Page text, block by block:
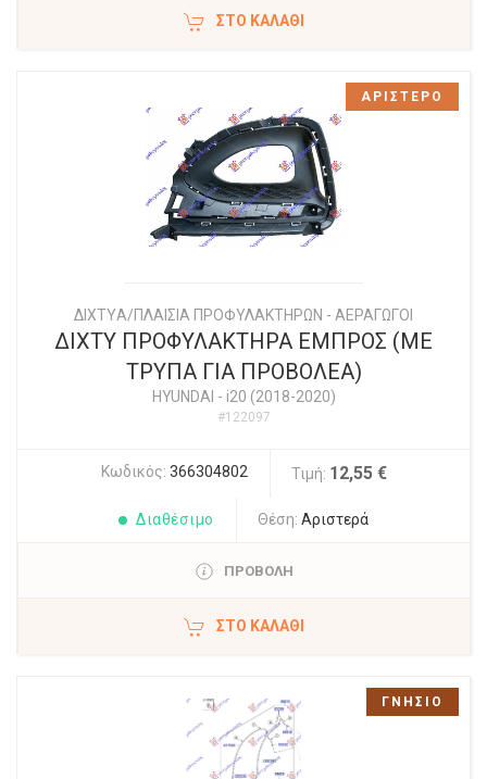
ΣΤΟ ΚΑΛΆΘΙ
ΔΙΧΤYΑ/ΠΛΑΙΣΙΑ ΠΡΟΦΥΛΑΚΤΗΡΩΝ - ΑΕΡΑΓΩΓΟΙ
ΔΙΧΤΥ ΠΡΟΦΥΛΑΚΤΗΡΑ ΕΜΠΡΟΣ (ΜΕ
ΤΡΥΠΑ ΓΙΑ ΠΡΟΒΟΛΕΑ)
HYUNDAI - i20 (2018-2020)
#122097
Κωδικός: 366304802 Τιμή: 12,55 €
Διαθέσιμο Θέση: Αριστερά
ΠΡΟΒΟΛΗ
ΣΤΟ ΚΑΛΆΘΙ
ΑΡΙΣΤΕΡΟ
ΓΝΗΣΙΟ